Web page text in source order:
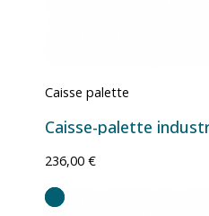
Caisse palette
236,00 €